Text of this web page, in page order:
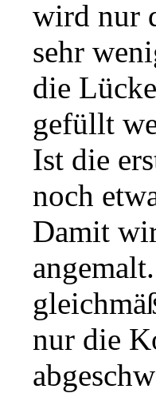
wird nur
sehr
die
gefüllt
Ist die
noch
Damit
nur die